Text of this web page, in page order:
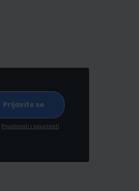
Privatnosti i sigurnosti